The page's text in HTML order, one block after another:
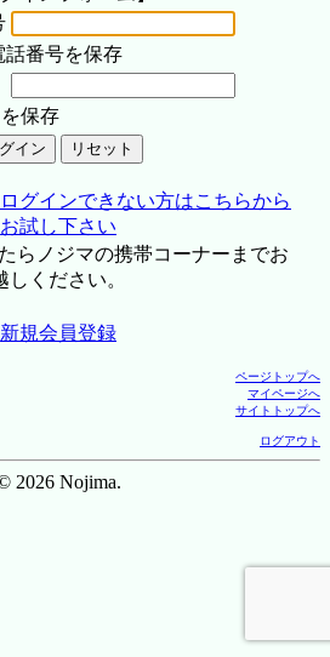
話番号を保存
保存
グインできない方はこちらから
お試し下さい
らノジマの携帯コーナーまでお
しください。
新規会員登録
ページトップへ
マイページへ
サイトトップへ
ログアウト
2026 Nojima.